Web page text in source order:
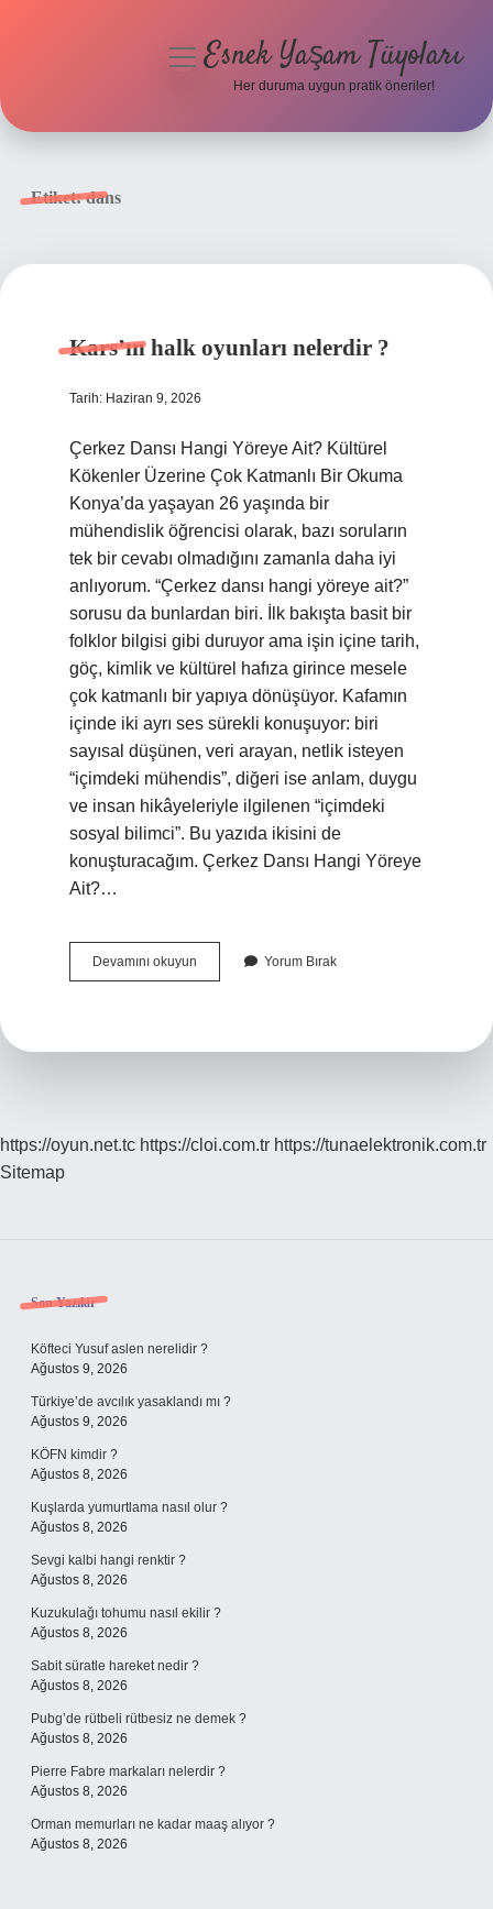
menüyüEsnek Yaşam Tüyoları
Her duruma uygun pratik öneriler!
Etiket:dans
Kars’ın halk oyunları nelerdir ?
Tarih: Haziran 9, 2026
Çerkez Dansı Hangi Yöreye Ait? Kültürel
Kökenler Üzerine Çok Katmanlı Bir Okuma
Konya’da yaşayan 26 yaşında bir
mühendislik öğrencisi olarak, bazı soruların
tek bir cevabı olmadığını zamanla daha iyi
anlıyorum. “Çerkez dansı hangi yöreye ait?”
sorusu da bunlardan biri. İlk bakışta basit bir
folklor bilgisi gibi duruyor ama işin içine tarih,
göç, kimlik ve kültürel hafıza girince mesele
çok katmanlı bir yapıya dönüşüyor. Kafamın
içinde iki ayrı ses sürekli konuşuyor: biri
sayısal düşünen, veri arayan, netlik isteyen
“içimdeki mühendis”, diğeri ise anlam, duygu
ve insan hikâyeleriyle ilgilenen “içimdeki
sosyal bilimci”. Bu yazıda ikisini de
konuşturacağım. Çerkez Dansı Hangi Yöreye
Ait?…
Devamını okuyun
halk
Yorum Bırak
https://oyun.net.tc https://cloi.com.tr https://tunaelektronik.com.tr
Sitemap
Sidebar
Son Yazılar
Köfteci Yusuf aslen nerelidir ?
Ağustos 9, 2026
Türkiye’de avcılık yasaklandı mı ?
Ağustos 9, 2026
KÖFN kimdir ?
Ağustos 8, 2026
Kuşlarda yumurtlama nasıl olur ?
Ağustos 8, 2026
Sevgi kalbi hangi renktir ?
Ağustos 8, 2026
Kuzukulağı tohumu nasıl ekilir ?
Ağustos 8, 2026
Sabit süratle hareket nedir ?
Ağustos 8, 2026
Pubg’de rütbeli rütbesiz ne demek ?
Ağustos 8, 2026
Pierre Fabre markaları nelerdir ?
Ağustos 8, 2026
Orman memurları ne kadar maaş alıyor ?
Ağustos 8, 2026